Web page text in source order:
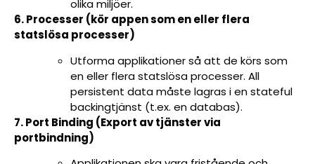
olika miljöer.
6. Processer (kör appen som en eller flera
statslösa processer)
Utforma applikationer så att de körs som
en eller flera statslösa processer. All
persistent data måste lagras i en stateful
backingtjänst (t.ex. en databas).
7. Port Binding (Export av tjänster via
portbindning)